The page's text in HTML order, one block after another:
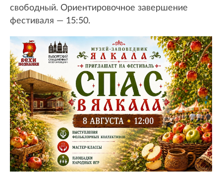
свободный. Ориентировочное завершение
фестиваля — 15:50.